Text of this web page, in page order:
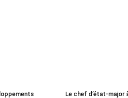
Le chef d’état-major